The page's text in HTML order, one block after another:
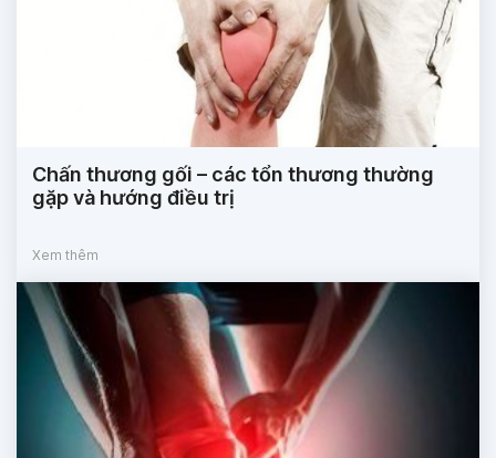
Chấn thương gối – các tổn thương thường
gặp và hướng điều trị
Xem thêm